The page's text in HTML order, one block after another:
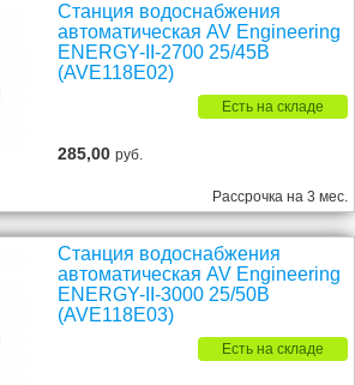
Станция водоснабжения
автоматическая AV Engineering
ENERGY-II-2700 25/45B
(AVE118E02)
Есть на складе
285,00руб.
Рассрочка на 3 мес.
Станция водоснабжения
автоматическая AV Engineering
ENERGY-II-3000 25/50B
(AVE118E03)
Есть на складе